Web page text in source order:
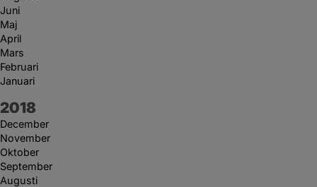
Juni
Maj
April
Mars
Februari
Januari
År:
2018
December
November
Oktober
September
Augusti